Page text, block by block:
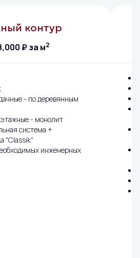
контур
₽ за м2
- по деревянным
- монолит
система +
"Classik"
инженерных